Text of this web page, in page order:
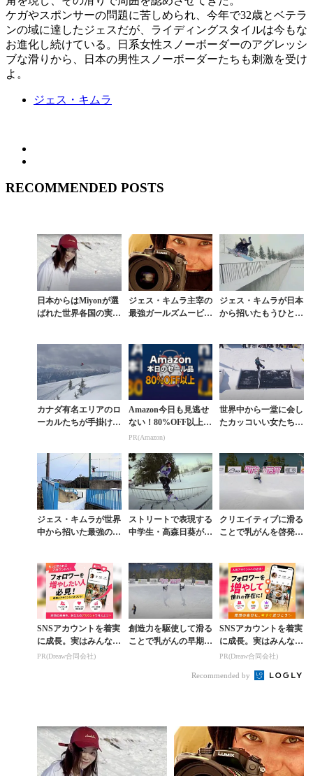
ケガやスポンサーの問題に苦しめられ、今年で32歳とベテラ
ンの域に達したジェスだが、ライディングスタイルは今もな
お進化し続けている。日系女性スノーボーダーのアグレッシ
ブな滑りから、日本の男性スノーボーダーたちも刺激を受け
よ。
ジェス・キムラ
RECOMMENDED POSTS
日本からはMiyonが選
ばれた世界各国の実力
ジェス・キムラ主宰の
最強ガールズムービー
ジェス・キムラが日本
から招いたもうひとり
カナダ有名エリアのロ
ーカルたちが手掛ける
Amazon今日も見逃せ
ない！80%OFF以上が
続々登場
PR(Amazon)
世界中から一堂に会し
たカッコいい女たちが
AL」
ジェス・キムラが世界
中から招いた最強のオ
ストリートで表現する
中学生・高森日葵がC
クリエイティブに滑る
ことで乳がんを啓発す
SNSアカウントを着実
に成長。実はみんなコ
コ使ってます。
PR(Dreaw合同会社)
創造力を駆使して滑る
ことで乳がんの早期発
SNSアカウントを着実
に成長。実はみんなコ
コ使ってます。
PR(Dreaw合同会社)
Recommended by